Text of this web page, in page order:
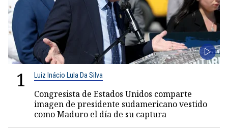
1 Luiz Inácio Lula Da Silva
Congresista de Estados Unidos comparte
imagen de presidente sudamericano vestido
como Maduro el día de su captura